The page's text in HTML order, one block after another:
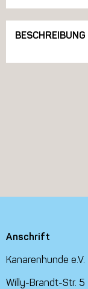
BESCHREIBUNG
Anschrift
Kanarenhunde e.V.
Willy-Brandt-Str. 5